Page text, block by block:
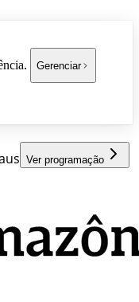
Gerenciar
Ver programação